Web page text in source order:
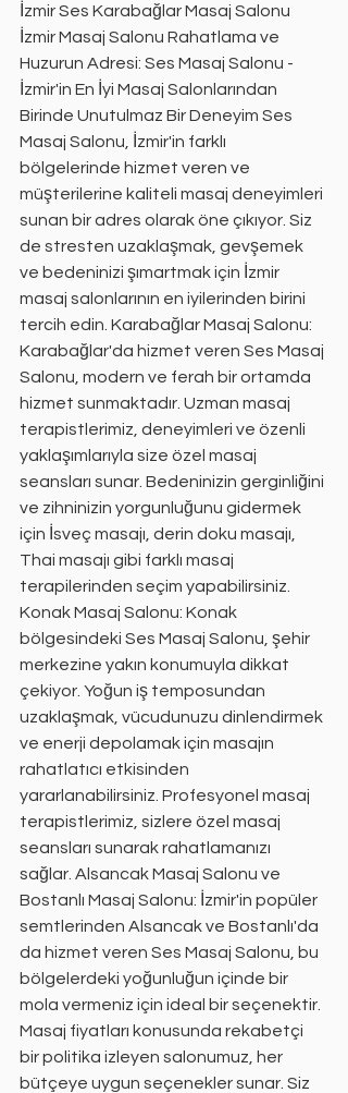
İzmir Ses Karabağlar Masaj Salonu
İzmir Masaj Salonu Rahatlama ve
Huzurun Adresi: Ses Masaj Salonu -
İzmir'in En İyi Masaj Salonlarından
Birinde Unutulmaz Bir Deneyim Ses
Masaj Salonu, İzmir'in farklı
bölgelerinde hizmet veren ve
müşterilerine kaliteli masaj deneyimleri
sunan bir adres olarak öne çıkıyor. Siz
de stresten uzaklaşmak, gevşemek
ve bedeninizi şımartmak için İzmir
masaj salonlarının en iyilerinden birini
tercih edin. Karabağlar Masaj Salonu:
Karabağlar'da hizmet veren Ses Masaj
Salonu, modern ve ferah bir ortamda
hizmet sunmaktadır. Uzman masaj
terapistlerimiz, deneyimleri ve özenli
yaklaşımlarıyla size özel masaj
seansları sunar. Bedeninizin gerginliğini
ve zihninizin yorgunluğunu gidermek
için İsveç masajı, derin doku masajı,
Thai masajı gibi farklı masaj
terapilerinden seçim yapabilirsiniz.
Konak Masaj Salonu: Konak
bölgesindeki Ses Masaj Salonu, şehir
merkezine yakın konumuyla dikkat
çekiyor. Yoğun iş temposundan
uzaklaşmak, vücudunuzu dinlendirmek
ve enerji depolamak için masajın
rahatlatıcı etkisinden
yararlanabilirsiniz. Profesyonel masaj
terapistlerimiz, sizlere özel masaj
seansları sunarak rahatlamanızı
sağlar. Alsancak Masaj Salonu ve
Bostanlı Masaj Salonu: İzmir'in popüler
semtlerinden Alsancak ve Bostanlı'da
da hizmet veren Ses Masaj Salonu, bu
bölgelerdeki yoğunluğun içinde bir
mola vermeniz için ideal bir seçenektir.
Masaj fiyatları konusunda rekabetçi
bir politika izleyen salonumuz, her
bütçeye uygun seçenekler sunar. Siz